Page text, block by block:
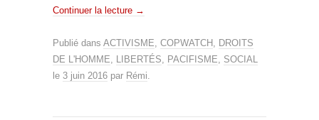
Continuer la lecture →
Publié dans ACTIVISME COPWATCH DROITS
DE L'HOMME
LIBERTÉS PACIFISME
SOCIAL
le 3 juin 2016 par Rémi